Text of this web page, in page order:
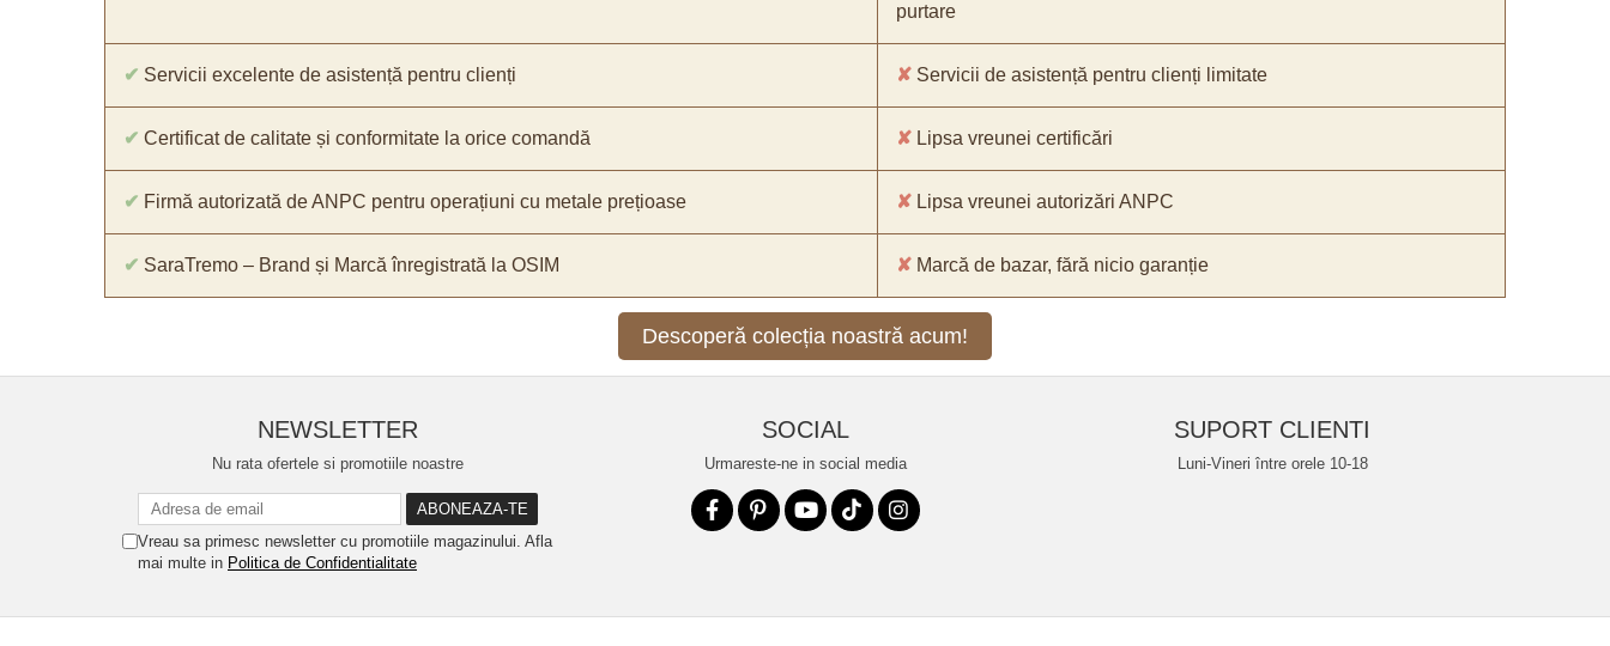
purtare
✔ Servicii excelente de asistență pentru clienți ✘ Servicii de asistență pentru clienți limitate
✔ Certificat de calitate și conformitate la orice comandă ✘ Lipsa vreunei certificări
✔ Firmă autorizată de ANPC pentru operațiuni cu metale prețioase ✘ Lipsa vreunei autorizări ANPC
✔ SaraTremo – Brand și Marcă înregistrată la OSIM ✘ Marcă de bazar, fără nicio garanție
Descoperă colecția noastră acum!
NEWSLETTER
Nu rata ofertele si promotiile noastre
Vreau sa primesc newsletter cu promotiile magazinului. Afla
mai multe in Politica de Confidentialitate
SOCIAL
Urmareste-ne in social media
SUPORT CLIENTI
Luni-Vineri între orele 10-18